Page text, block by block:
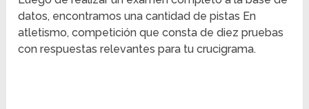
datos, encontramos una cantidad de pistas En
atletismo, competición que consta de diez pruebas
con respuestas relevantes para tu crucigrama.